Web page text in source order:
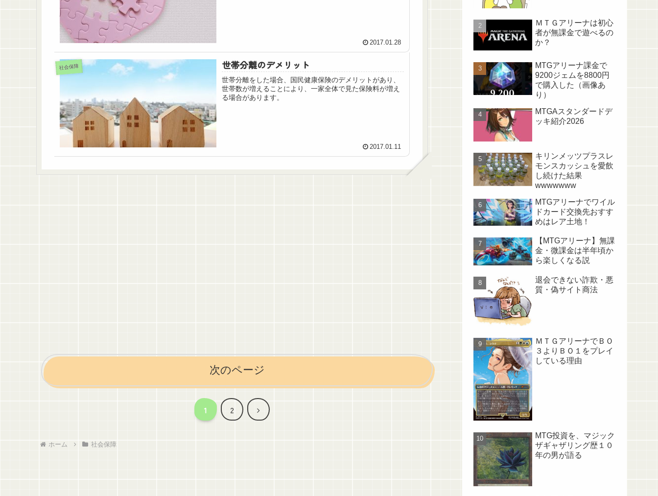
2017.01.28
社会保障 世帯分離のデメリット
世帯分離をした場合、国民健康保険のデメリットがあり、
世帯数が増えることにより、一家全体で見た保険料が増え
る場合があります。
2017.01.11
次のページ
1 2
次
ホーム 社会保障
ＭＴＧアリーナは初心
者が無課金で遊べるの
か？
MTGアリーナ課金で
9200ジェムを8800円
で購入した（画像あ
り）
MTGAスタンダードデ
ッキ紹介2026
キリンメッツプラスレ
モンスカッシュを愛飲
し続けた結果
wwwwwww
MTGアリーナでワイル
ドカード交換先おすす
めはレア土地！
【MTGアリーナ】無課
金・微課金は半年頃か
ら楽しくなる説
退会できない詐欺・悪
質・偽サイト商法
ＭＴＧアリーナでＢＯ
３よりＢＯ１をプレイ
している理由
MTG投資を、マジック
ザギャザリング歴１０
年の男が語る